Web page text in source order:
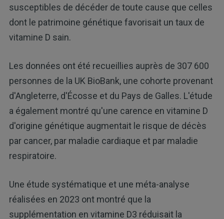
susceptibles de décéder de toute cause que celles
dont le patrimoine génétique favorisait un taux de
vitamine D sain.
Les données ont été recueillies auprès de 307 600
personnes de la UK BioBank, une cohorte provenant
d'Angleterre, d'Écosse et du Pays de Galles. L'étude
a également montré qu'une carence en vitamine D
d'origine génétique augmentait le risque de décès
par cancer, par maladie cardiaque et par maladie
respiratoire.
Une étude systématique et une méta-analyse
réalisées en 2023 ont montré que la
supplémentation en vitamine D3 réduisait la